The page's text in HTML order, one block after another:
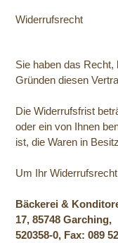
Widerrufsrecht
Sie haben das Recht,
Gründen diesen
Die Widerrufsfrist
oder ein von Ihnen
ist, die Waren in
Um Ihr
Bäckerei &
17, 85748
520358-0, Fax: 089